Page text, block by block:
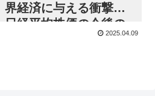
界経済に与える衝撃と
日経平均株価の今後の
展望：株式投資家向け
2025.04.09